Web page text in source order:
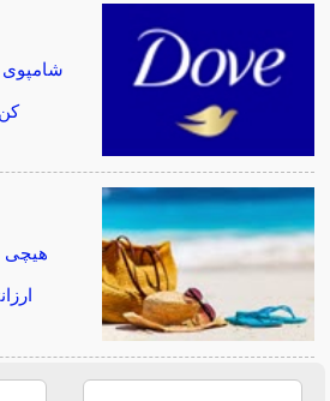
شامپوی
هیچی